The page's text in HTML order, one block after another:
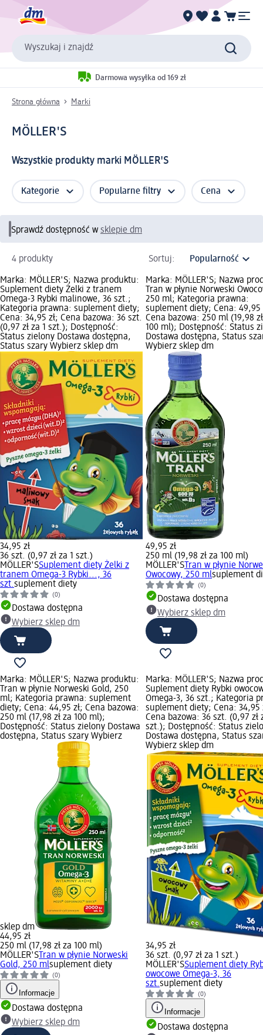
Wyszukaj i znajdź
Darmowa wysyłka od 169 zł
Strona główna Marki
MÖLLER'S
Wszystkie produkty marki MÖLLER'S
Kategorie Popularne filtry Cena
Sprawdź dostępność w sklepie dm
4 produkty Sortuj:
Marka: MÖLLER'S; Nazwa produktu:
Suplement diety Żelki z tranem
Omega-3 Rybki malinowe, 36 szt.;
Kategoria prawna: suplement diety;
Cena: 34,95 zł; Cena bazowa: 36 szt.
(0,97 zł za 1 szt.); Dostępność:
Status zielony Dostawa dostępna,
Status szary Wybierz sklep dm
34,95 zł
36 szt. (0,97 zł za 1 szt.)
MÖLLER'SSuplement diety Żelki z
tranem Omega-3 Rybki..., 36
szt.suplement diety
(0)
Dostawa dostępna
Wybierz sklep dm
Marka: MÖLLER'S; Nazwa
Tran w płynie Norweski
250 ml; Kategoria prawna:
suplement diety; Cena: 49,95
Cena bazowa: 250 ml (19,98
100 ml); Dostępność: Status
Dostawa dostępna, Status
Wybierz sklep dm
49,95 zł
250 ml (19,98 zł za 100 ml)
MÖLLER'S Tran w płynie
Owocowy, 250 mlsuplement
(0)
Dostawa dostępna
Wybierz sklep dm
Marka: MÖLLER'S; Nazwa produktu:
Tran w płynie Norweski Gold, 250
ml; Kategoria prawna: suplement
diety; Cena: 44,95 zł; Cena bazowa:
250 ml (17,98 zł za 100 ml);
Dostępność: Status zielony Dostawa
dostępna, Status szary Wybierz
sklep dm
44,95 zł
250 ml (17,98 zł za 100 ml)
MÖLLER'S Tran w płynie Norweski
Gold, 250 mlsuplement diety
(0)
Informacje
Dostawa dostępna
Wybierz sklep dm
Marka: MÖLLER'S; Nazwa
Suplement diety Rybki
Omega-3, 36 szt.; Kategoria
suplement diety; Cena: 34,95
Cena bazowa: 36 szt. (0,97 zł
szt.); Dostępność: Status
Dostawa dostępna, Status
Wybierz sklep dm
34,95 zł
36 szt. (0,97 zł za 1 szt.)
MÖLLER'SSuplement diety
owocowe Omega-3, 36
szt.suplement diety
(0)
Informacje
Dostawa dostępna